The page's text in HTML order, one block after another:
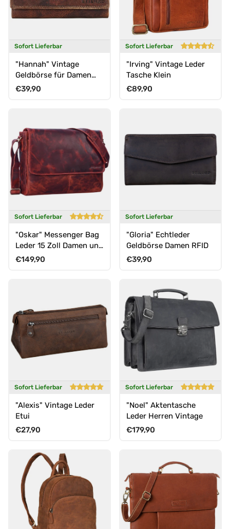
Sofort Lieferbar
"Hannah" Vintage
Geldbörse für Damen
RFID
Normaler Preis
€39,90
Sofort Lieferbar
"Irving" Vintage Leder
Tasche Klein
Normaler Preis
€89,90
Sofort Lieferbar
"Oskar" Messenger Bag
Leder 15 Zoll Damen und
Herren Echtleder
Normaler Preis
€149,90
Sofort Lieferbar
"Gloria" Echtleder
Geldbörse Damen RFID
Normaler Preis
€39,90
Sofort Lieferbar
"Alexis" Vintage Leder
Etui
Normaler Preis
€27,90
Sofort Lieferbar
"Noel" Aktentasche
Leder Herren Vintage
Normaler Preis
€179,90